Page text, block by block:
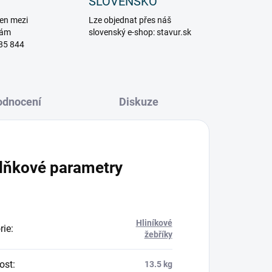
mezi
844
Lze objednat přes náš
slovenský e-shop: stavur.sk
Diskuze
parametry
:
Hliníkové
žebříky
: 13.5 kg